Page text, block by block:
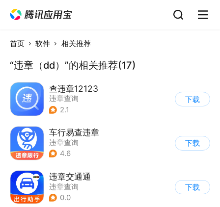
首页 软件 相关推荐
“违章（dd）”的相关推荐(17)
查违章12123
违章查询
2.1
下载
车行易查违章
违章查询
4.6
下载
违章交通通
违章查询
0.0
下载